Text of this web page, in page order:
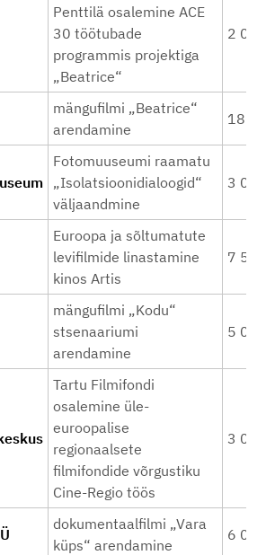
Penttilä osalemine ACE
30 töötubade
programmis projektiga
„Beatrice“
2 000
mängufilmi „Beatrice“
arendamine
18
Fotomuuseumi raamatu
„Isolatsioonidialoogid“
väljaandmine
3 000
Euroopa ja sõltumatute
levifilmide linastamine
kinos Artis
7 500
mängufilmi „Kodu“
stsenaariumi
arendamine
5 000
Tartu Filmifondi
osalemine üle-
euroopalise
regionaalsete
filmifondide võrgustiku
Cine-Regio töös
3 000
dokumentaalfilmi „Vara
küps“ arendamine
6 000